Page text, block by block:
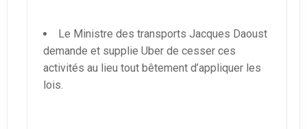
Le Ministre des transports Jacques Daoust
demande et supplie Uber de cesser ces
activités au lieu tout bêtement d’appliquer les
lois.